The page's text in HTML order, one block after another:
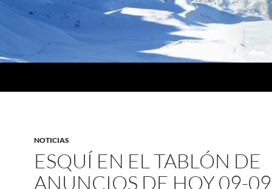
NOTICIAS
ESQUÍ EN EL TABLÓN DE
ANUNCIOS DE HOY 09-